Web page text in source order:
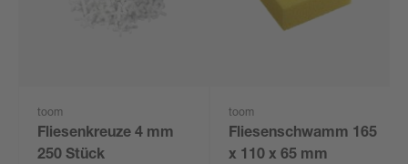
toom
Fliesenkreuze 4 mm
250 Stück
toom
Fliesenschwamm 165
x 110 x 65 mm